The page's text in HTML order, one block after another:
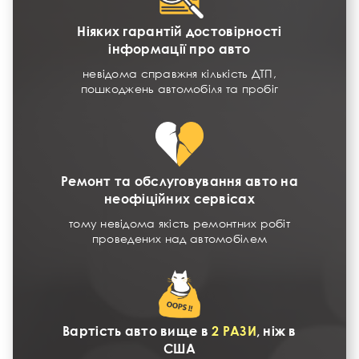
Ніяких гарантій достовірності
інформації про авто
невідома справжня кількість ДТП,
пошкоджень автомобіля та пробіг
Ремонт та обслуговування авто на
неофіційних сервісах
тому невідома якість ремонтних робіт
проведених над автомобілем
Вартість авто вище в2 РАЗИ, ніж в
США